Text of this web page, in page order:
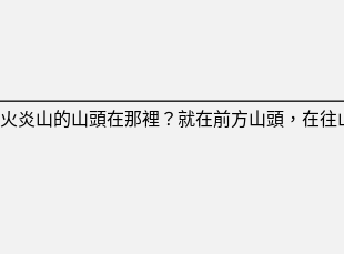
火炎山的山頭在那裡？就在前方山頭，在